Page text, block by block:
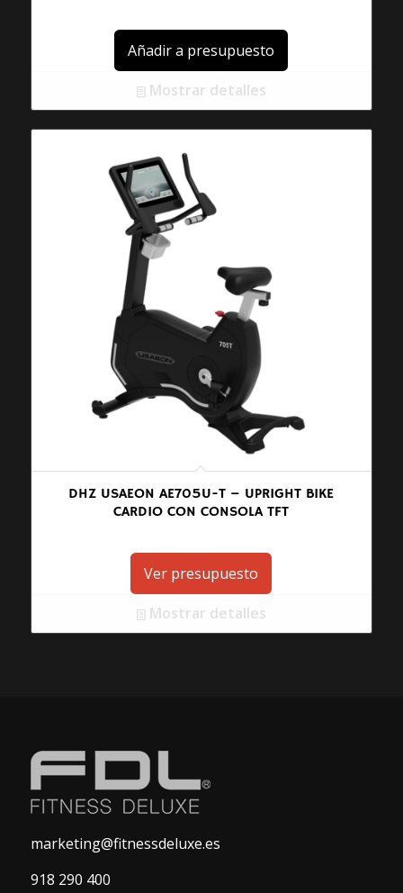
Añadir a presupuesto
Mostrar detalles
DHZ USAEON AE705U-T – UPRIGHT BIKE
CARDIO CON CONSOLA TFT
Ver presupuesto
Mostrar detalles
marketing@fitnessdeluxe.es
918 290 400